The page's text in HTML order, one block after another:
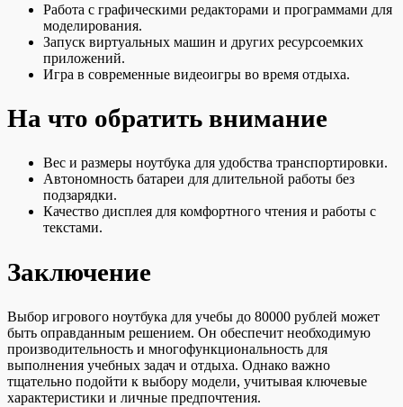
Работа с графическими редакторами и программами для
моделирования.
Запуск виртуальных машин и других ресурсоемких
приложений.
Игра в современные видеоигры во время отдыха.
На что обратить внимание
Вес и размеры ноутбука для удобства транспортировки.
Автономность батареи для длительной работы без
подзарядки.
Качество дисплея для комфортного чтения и работы с
текстами.
Заключение
Выбор игрового ноутбука для учебы до 80000 рублей может
быть оправданным решением. Он обеспечит необходимую
производительность и многофункциональность для
выполнения учебных задач и отдыха. Однако важно
тщательно подойти к выбору модели, учитывая ключевые
характеристики и личные предпочтения.